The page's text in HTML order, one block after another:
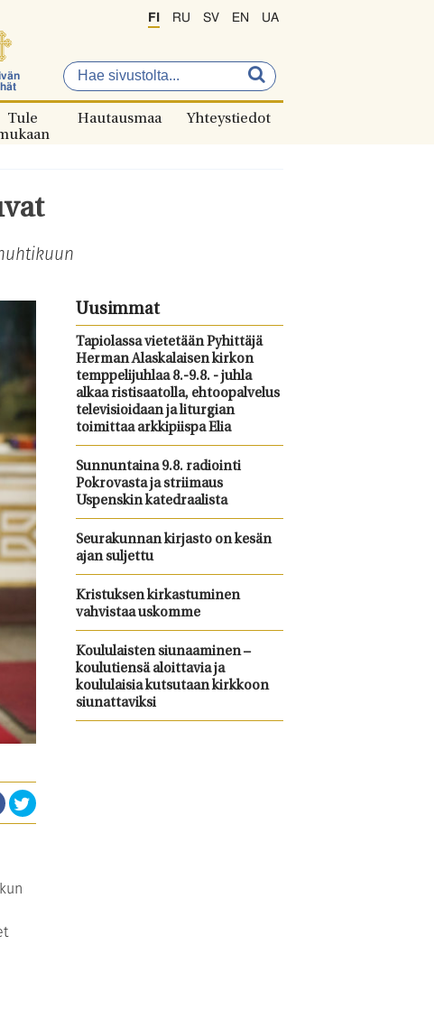
FI RU SV EN UA
Tule
Hautausmaa Yhteystiedot
Uusimmat
Tapiolassa vietetään Pyhittäjä
Herman Alaskalaisen kirkon
temppelijuhlaa 8.-9.8. - juhla
alkaa ristisaatolla, ehtoopalvelus
televisioidaan ja liturgian
toimittaa arkkipiispa Elia
Sunnuntaina 9.8. radiointi
Pokrovasta ja striimaus
Uspenskin katedraalista
Seurakunnan kirjasto on kesän
ajan suljettu
Kristuksen kirkastuminen
vahvistaa uskomme
Koululaisten siunaaminen –
koulutiensä aloittavia ja
koululaisia kutsutaan kirkkoon
siunattaviksi